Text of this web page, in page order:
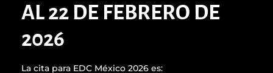
AL 22 DE FEBRERO DE
2026
La cita para EDC México 2026 es: